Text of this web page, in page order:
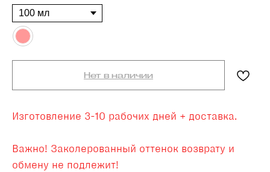
Нет в наличии
Изготовление 3-10 рабочих дней + доставка.
Важно! Заколерованный оттенок возврату и
обмену не подлежит!